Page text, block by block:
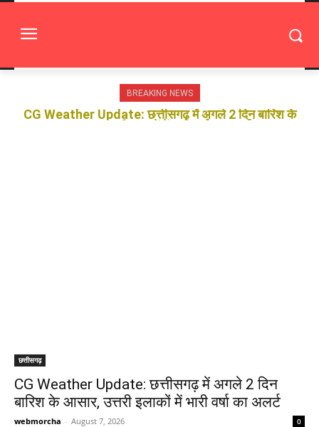
BREAKING NEWS
CG Weather Update: छत्तीसगढ़ में अगले 2 दिन बारिश के
छत्तीसगढ़
CG Weather Update: छत्तीसगढ़ में अगले 2 दिन
बारिश के आसार, उत्तरी इलाकों में भारी वर्षा का अलर्ट
webmorcha - August 7, 2026 0